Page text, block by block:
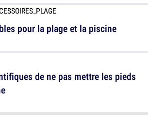
de ne pas mettre les pieds
pour la plage et la piscine